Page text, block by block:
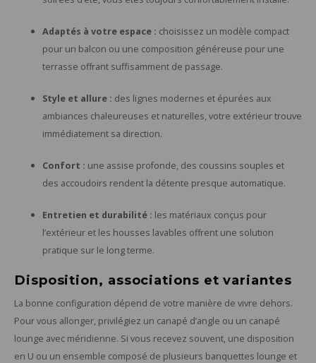
Adaptés à votre espace : choisissez un modèle compact
pour un balcon ou une composition généreuse pour une
terrasse offrant suffisamment de passage.
Style et allure : des lignes modernes et épurées aux
ambiances chaleureuses et naturelles, votre extérieur trouve
immédiatement sa direction.
Confort : une assise profonde, des coussins souples et
des accoudoirs rendent la détente presque automatique.
Entretien et durabilité : les matériaux conçus pour
l’extérieur et les housses lavables offrent une solution
pratique sur le long terme.
Disposition, associations et variantes
La bonne configuration dépend de votre manière de vivre dehors.
Pour vous allonger, privilégiez un canapé d’angle ou un canapé
lounge avec méridienne. Si vous recevez souvent, une disposition
en U ou un ensemble composé de plusieurs banquettes lounge et